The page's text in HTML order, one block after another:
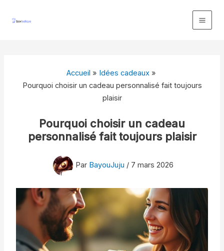
Accueil
Idées cadeaux
Pourquoi choisir un cadeau personnalisé fait toujours
plaisir
Pourquoi choisir un cadeau
personnalisé fait toujours plaisir
Par BayouJuju / 7 mars 2026